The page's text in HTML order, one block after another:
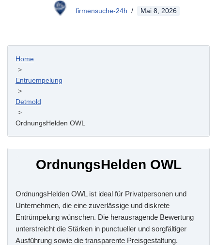
firmensuche-24h Mai 8, 2026
Home
>
Entruempelung
>
Detmold
>
OrdnungsHelden OWL
OrdnungsHelden OWL
OrdnungsHelden OWL ist ideal für Privatpersonen und
Unternehmen, die eine zuverlässige und diskrete
Entrümpelung wünschen. Die herausragende Bewertung
unterstreicht die Stärken in punctueller und sorgfältiger
Ausführung sowie die transparente Preisgestaltung.